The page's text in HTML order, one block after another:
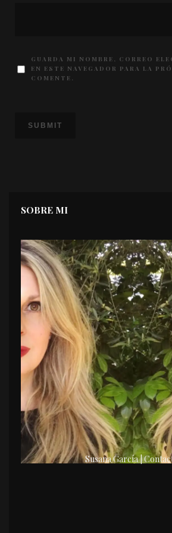
GUARDA MI NOMBRE, CORREO
EN ESTE NAVEGADOR PARA LA
COMENTE.
SOBRE MI
Susana García |